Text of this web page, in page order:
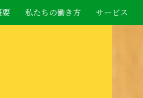
要 私たちの働き方 サービス